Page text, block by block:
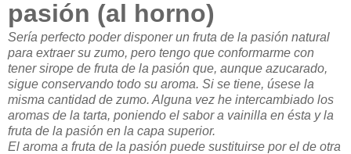
pasión (al horno)
Sería perfecto poder disponer un fruta de la pasión natural
para extraer su zumo, pero tengo que conformarme con
tener sirope de fruta de la pasión que, aunque azucarado,
sigue conservando todo su aroma. Si se tiene, úsese la
misma cantidad de zumo. Alguna vez he intercambiado los
aromas de la tarta, poniendo el sabor a vainilla en ésta y la
fruta de la pasión en la capa superior.
El aroma a fruta de la pasión puede sustituirse por el de otra